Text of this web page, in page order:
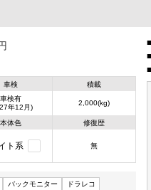
車検
車検有
年12月)
積載
2,000(kg)
本体色
ト系
修復歴
無
バックモニター ドラレコ